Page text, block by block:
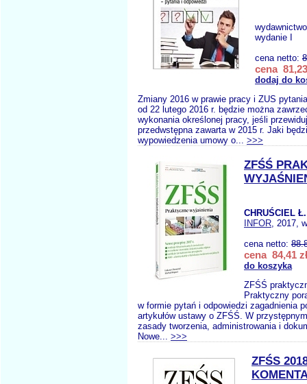
wydanie I
cena netto:
cena
dodaj do
Zmiany 2016 w prawie pracy i ZUS
od 22 lutego 2016 r. będzie można
wykonania określonej pracy, jeśli
przedwstępna zawarta w 2015 r. Jaki
wypowiedzenia umowy o... >>>
ZFŚŚ
CHRUŚCIEL Ł.
INFOR, 2017,
cena netto:
cena 84,41 zł
do koszyka
ZFŚŚ
Praktyczny
w formie pytań i odpowiedzi zagadnienia
artykułów ustawy o ZFŚŚ. W
zasady tworzenia, administrowania i
Nowe... >>>
ZFŚS